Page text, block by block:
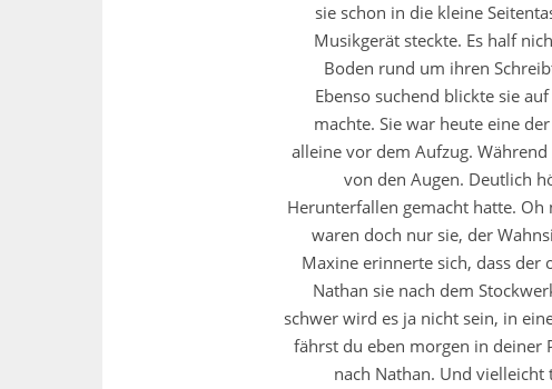
sie schon in die kleine
Musikgerät steckte. Es half
Boden rund um ihren
Ebenso suchend blickte sie
machte. Sie war heute eine
alleine vor dem Aufzug.
von den Augen. Deutlich
Herunterfallen gemacht hatte.
waren doch nur sie, der
Maxine erinnerte sich, dass der
Nathan sie nach dem
schwer wird es ja nicht sein, in
fährst du eben morgen in deiner
nach Nathan. Und